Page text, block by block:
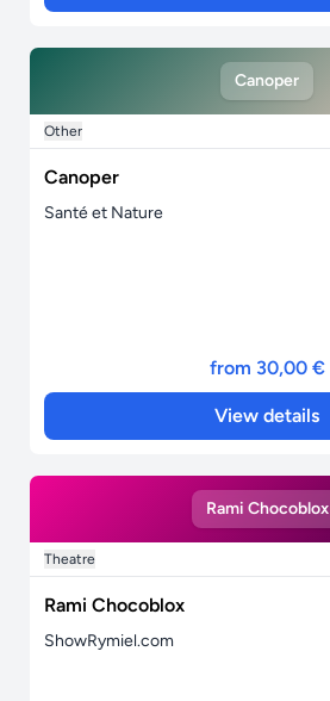
Canoper
Other
Canoper
Santé et Nature
from 30,00 €
View details
Rami Chocoblox
Theatre
Rami Chocoblox
ShowRymiel.com